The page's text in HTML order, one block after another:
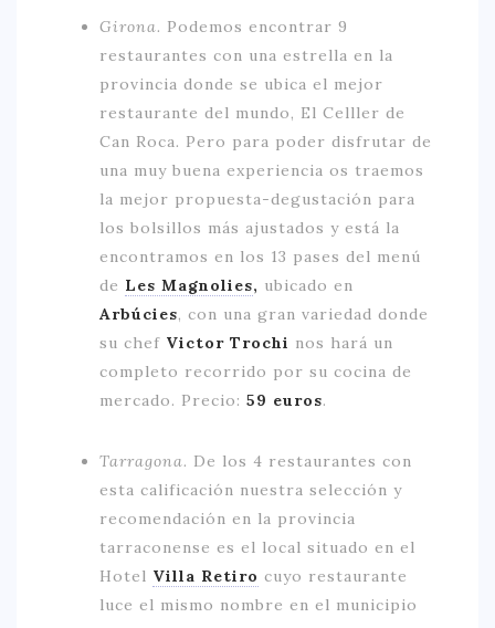
Girona. Podemos encontrar 9
restaurantes con una estrella en la
provincia donde se ubica el mejor
restaurante del mundo, El Celller de
Can Roca. Pero para poder disfrutar de
una muy buena experiencia os traemos
la mejor propuesta-degustación para
los bolsillos más ajustados y está la
encontramos en los 13 pases del menú
de Les Magnolies, ubicado en
Arbúcies, con una gran variedad donde
su chef Victor Trochi nos hará un
completo recorrido por su cocina de
mercado. Precio: 59 euros.
Tarragona. De los 4 restaurantes con
esta calificación nuestra selección y
recomendación en la provincia
tarraconense es el local situado en el
Hotel Villa Retiro cuyo restaurante
luce el mismo nombre en el municipio